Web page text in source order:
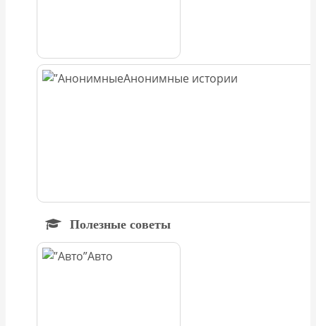
Анонимные истории
Полезные советы
Авто